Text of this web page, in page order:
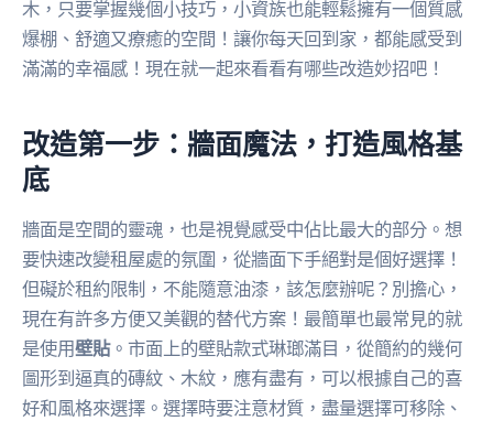
木，只要掌握幾個小技巧，小資族也能輕鬆擁有一個質感
爆棚、舒適又療癒的空間！讓你每天回到家，都能感受到
滿滿的幸福感！現在就一起來看看有哪些改造妙招吧！
改造第一步：牆面魔法，打造風格基
底
牆面是空間的靈魂，也是視覺感受中佔比最大的部分。想
要快速改變租屋處的氛圍，從牆面下手絕對是個好選擇！
但礙於租約限制，不能隨意油漆，該怎麼辦呢？別擔心，
現在有許多方便又美觀的替代方案！最簡單也最常見的就
是使用壁貼。市面上的壁貼款式琳瑯滿目，從簡約的幾何
圖形到逼真的磚紋、木紋，應有盡有，可以根據自己的喜
好和風格來選擇。選擇時要注意材質，盡量選擇可移除、